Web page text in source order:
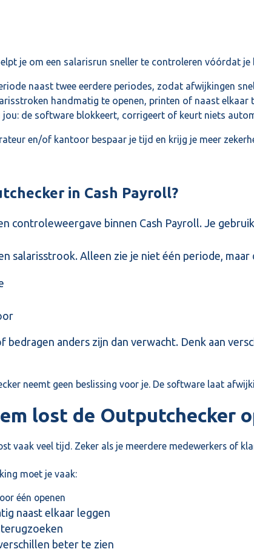
je om een salarisrun sneller te controleren vóórdat je
naast twee eerdere periodes, zodat afwijkingen
handmatig te openen, printen of naast elkaar
de software blokkeert, corrigeert of keurt niets
en/of kantoor bespaar je tijd en krijg je meer
in Cash Payroll?
controleweergave binnen Cash Payroll. Je
salarisstrook. Alleen zie je niet één periode, maar
bedragen anders zijn dan verwacht. Denk aan
neemt geen beslissing voor je. De software laat
lost de Outputchecker
vaak veel tijd. Zeker als je meerdere medewerkers of
moet je vaak:
één openen
naast elkaar leggen
beter te zien